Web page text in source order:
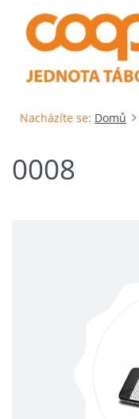
Nacházíte se: Domů
0008